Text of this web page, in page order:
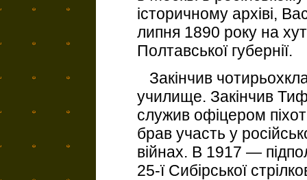
історичному архіві,
липня 1890 року на
Полтавської губернії.
Закінчив
училище. Закінчив
служив офіцером
брав участь у
війнах. В 1917 —
25-ї Сибірської